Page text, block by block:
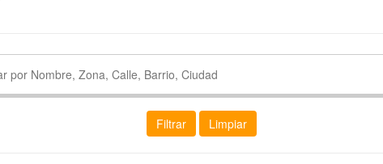
Filtrar Limpiar